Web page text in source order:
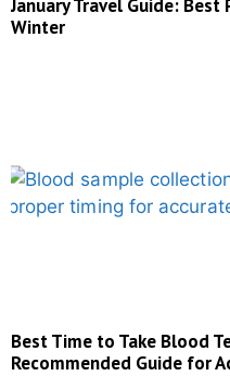
January Travel Guide:
Winter
Best Time to Take Blood
Recommended Guide for